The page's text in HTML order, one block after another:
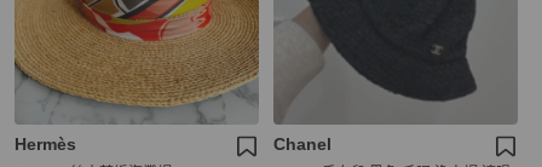
Hermès Chanel